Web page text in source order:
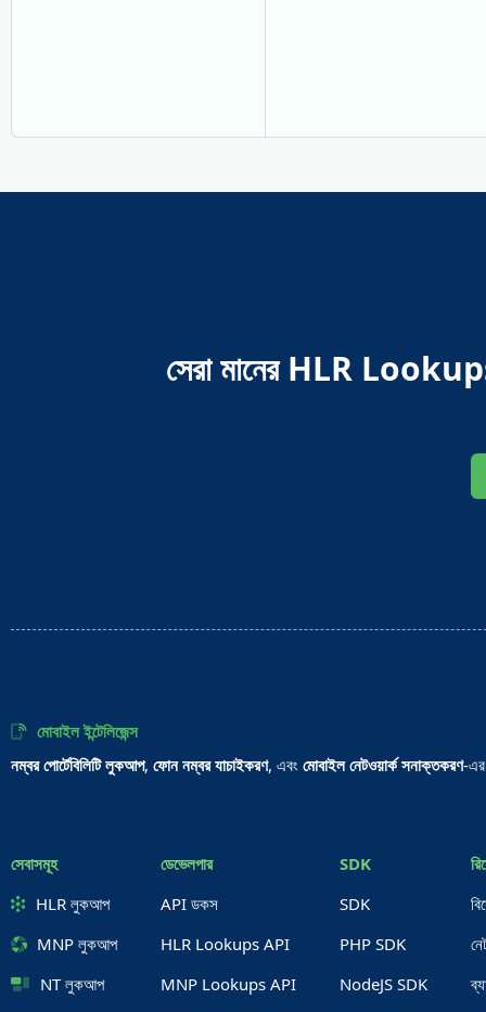
সেরা মানের HLR Lookups
মোবাইল ইন্টেলিজেন্স
নম্বর পোর্টেবিলিটি লুকআপ, ফোন নম্বর যাচাইকরণ, এবং মোবাইল নেটওয়ার্ক সনাক্তকরণ-
সেবাসমূহ
HLR লুকআপ
MNP লুকআপ
NT লুকআপ
ডেভেলপার
API ডকস
HLR Lookups API
MNP Lookups API
SDK
SDK
PHP SDK
NodeJS SDK